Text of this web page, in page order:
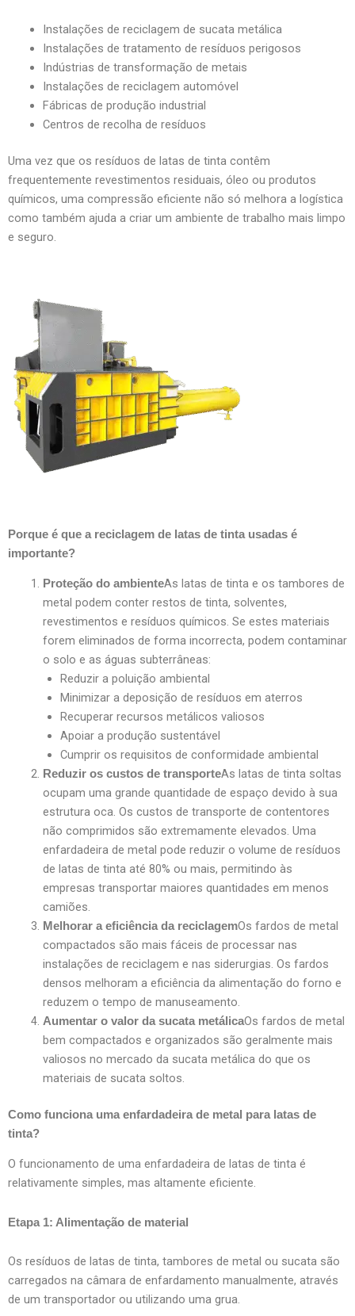
Instalações de reciclagem de sucata metálica
Instalações de tratamento de resíduos perigosos
Indústrias de transformação de metais
Instalações de reciclagem automóvel
Fábricas de produção industrial
Centros de recolha de resíduos
Uma vez que os resíduos de latas de tinta contêm
frequentemente revestimentos residuais, óleo ou produtos
químicos, uma compressão eficiente não só melhora a logística
como também ajuda a criar um ambiente de trabalho mais limpo
e seguro.
Porque é que a reciclagem de latas de tinta usadas é
importante?
Proteção do ambienteAs latas de tinta e os tambores de
metal podem conter restos de tinta, solventes,
revestimentos e resíduos químicos. Se estes materiais
forem eliminados de forma incorrecta, podem contaminar
o solo e as águas subterrâneas:
Reduzir a poluição ambiental
Minimizar a deposição de resíduos em aterros
Recuperar recursos metálicos valiosos
Apoiar a produção sustentável
Cumprir os requisitos de conformidade ambiental
Reduzir os custos de transporteAs latas de tinta soltas
ocupam uma grande quantidade de espaço devido à sua
estrutura oca. Os custos de transporte de contentores
não comprimidos são extremamente elevados. Uma
enfardadeira de metal pode reduzir o volume de resíduos
de latas de tinta até 80% ou mais, permitindo às
empresas transportar maiores quantidades em menos
camiões.
Melhorar a eficiência da reciclagemOs fardos de metal
compactados são mais fáceis de processar nas
instalações de reciclagem e nas siderurgias. Os fardos
densos melhoram a eficiência da alimentação do forno e
reduzem o tempo de manuseamento.
Aumentar o valor da sucata metálicaOs fardos de metal
bem compactados e organizados são geralmente mais
valiosos no mercado da sucata metálica do que os
materiais de sucata soltos.
Como funciona uma enfardadeira de metal para latas de
tinta?
O funcionamento de uma enfardadeira de latas de tinta é
relativamente simples, mas altamente eficiente.
Etapa 1: Alimentação de material
Os resíduos de latas de tinta, tambores de metal ou sucata são
carregados na câmara de enfardamento manualmente, através
de um transportador ou utilizando uma grua.